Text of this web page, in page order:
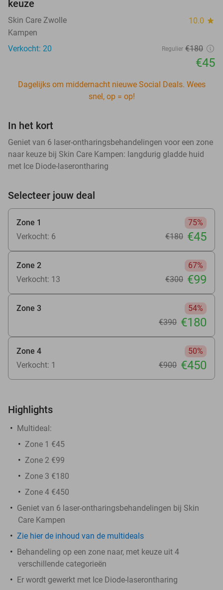
keuze
Skin Care Zwolle 10.0 star
Kampen
Verkocht: 20
Regulier €180
€45
Dagelijks om middernacht nieuwe Social Deals. Wees
snel, op = op!
In het kort
Geniet van 6 laser-ontharingsbehandelingen voor een zone
naar keuze bij Skin Care Kampen: langdurig gladde huid
met Ice Diode-laserontharing
Selecteer jouw deal
Zone 1
75%
Verkocht: 6
€180 €45
Zone 2
67%
Verkocht: 13
€300 €99
Zone 3
54%
€390 €180
Zone 4
50%
Verkocht: 1
€900 €450
Highlights
Multideal:
Zone 1 €45
Zone 2 €99
Zone 3 €180
Zone 4 €450
Geniet van 6 laser-ontharingsbehandelingen bij Skin
Care Kampen
Zie hier de inhoud van de multideals
Behandeling op een zone naar, met keuze uit 4
verschillende categorieën
Er wordt gewerkt met Ice Diode-laserontharing